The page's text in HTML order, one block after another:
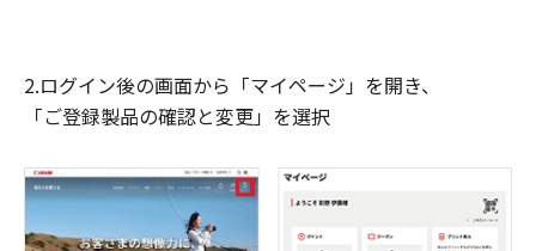
2.ログイン後の画面から「マイページ」を開き、
「ご登録製品の確認と変更」を選択